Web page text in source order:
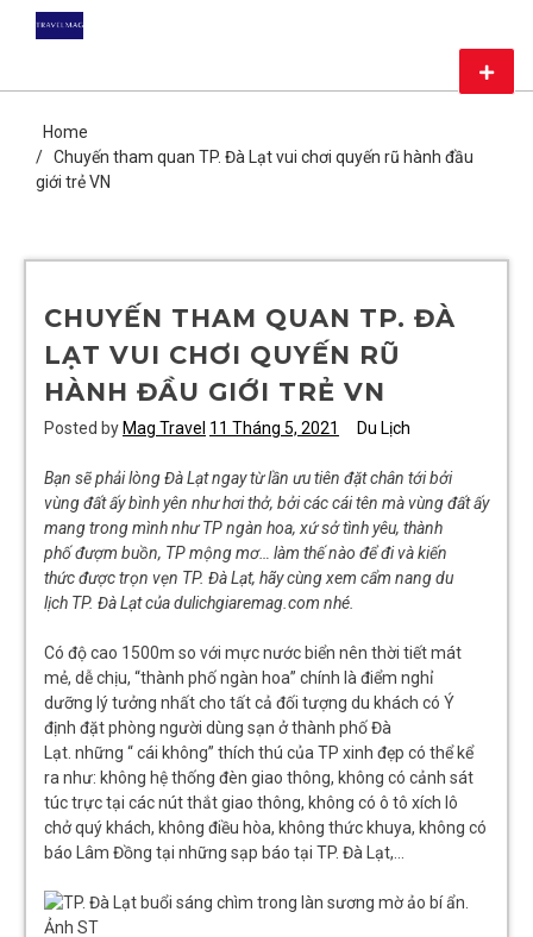
TRAVEL
Menu
CHIA SẺ KIẾN THỨC DU LỊCH HÀNG ĐẦU CHỈ CÓ TẠI MAG
Home
Chuyến tham quan TP. Đà Lạt vui chơi quyến rũ hành đầu
giới trẻ VN
CHUYẾN THAM QUAN TP. ĐÀ
LẠT VUI CHƠI QUYẾN RŨ
HÀNH ĐẦU GIỚI TRẺ VN
Posted by Mag Travel 11 Tháng 5, 2021 Du Lịch
Bạn sẽ phải lòng Đà Lạt ngay từ lần ưu tiên đặt chân tới bởi
vùng đất ấy bình yên như hơi thở, bởi các cái tên mà vùng đất ấy
mang trong mình như TP ngàn hoa, xứ sở tình yêu, thành
phố đượm buồn, TP mộng mơ… làm thế nào để đi và kiến
thức được trọn vẹn TP. Đà Lạt, hãy cùng xem cẩm nang du
lịch TP. Đà Lạt của dulichgiaremag.com nhé.
Có độ cao 1500m so với mực nước biển nên thời tiết mát
mẻ, dễ chịu, “thành phố ngàn hoa” chính là điểm nghỉ
dưỡng lý tưởng nhất cho tất cả đối tượng du khách có Ý
định đặt phòng người dùng sạn ở thành phố Đà
Lạt. những “ cái không” thích thú của TP xinh đẹp có thể kể
ra như: không hệ thống đèn giao thông, không có cảnh sát
túc trực tại các nút thắt giao thông, không có ô tô xích lô
chở quý khách, không điều hòa, không thức khuya, không có
báo Lâm Đồng tại những sạp báo tại TP. Đà Lạt,…